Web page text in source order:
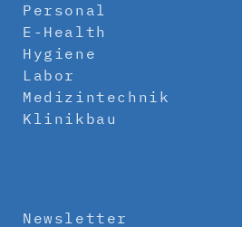
Personal
E-Health
Hygiene
Labor
Medizintechnik
Klinikbau
Newsletter